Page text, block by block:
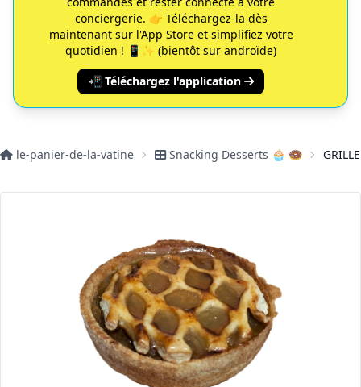
conciergerie. 👉 Téléchargez-la dès
maintenant sur l'App Store et simplifiez votre
quotidien ! 📱✨ (bientôt sur androïde)
📲 Téléchargez l'application
le-panier-de-la-vatine Snacking Desserts 🧁 🍩